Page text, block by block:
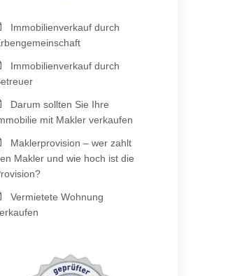
Immobilienverkauf durch
Immobilienverkauf durch
Darum sollten Sie Ihre
mit Makler verkaufen
Maklerprovision – wer zahlt
Makler und wie hoch ist die
Vermietete Wohnung